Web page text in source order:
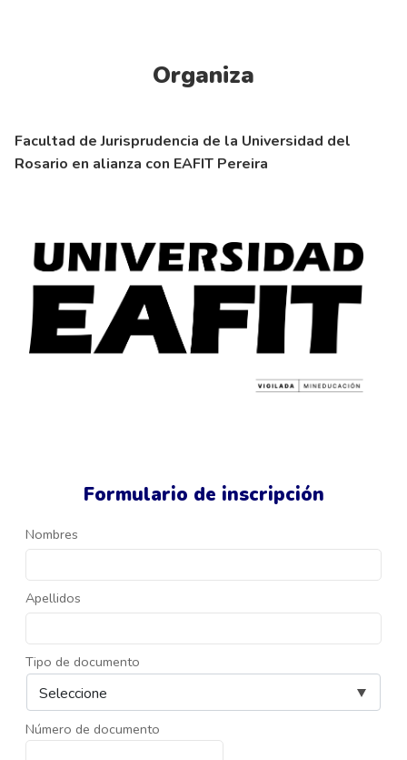
Formulario de inscripción
Nombres
Apellidos
Tipo de documento
Número de documento
Organiza
Facultad de Jurisprudencia de la Universidad del
Rosario en alianza con EAFIT Pereira